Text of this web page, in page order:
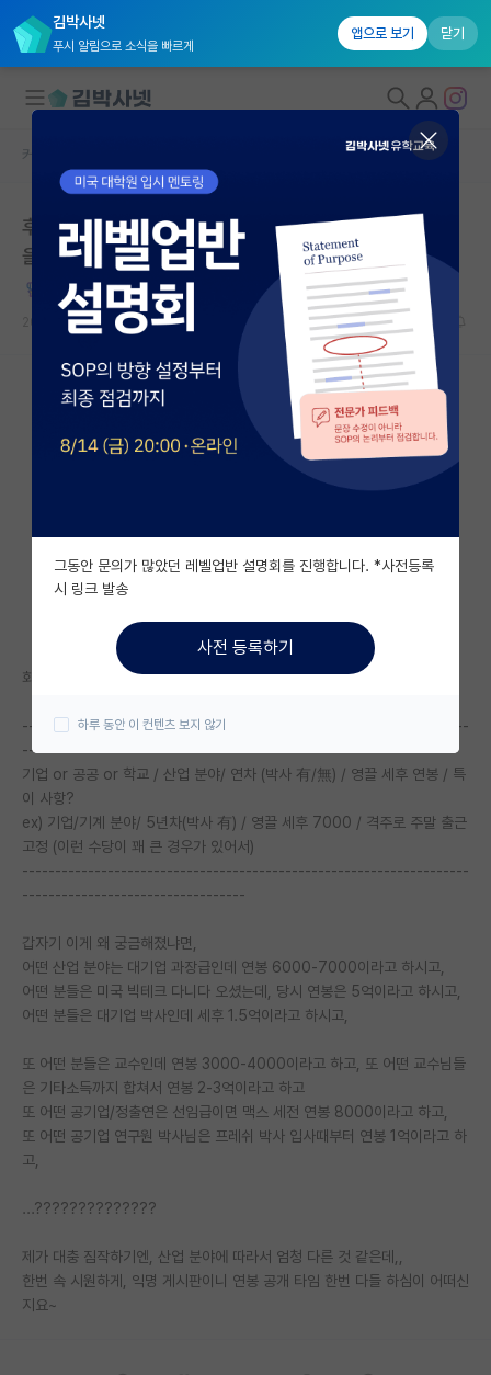
김박사넷
푸시 알림으로 소식을 빠르게
앱으로 보기 닫기
대학원생 모집
국내대학원 정보
연구실&오픈랩
커뮤니티
커뮤니티 홈
전체글보기
베스트 게시판
자유 게시판(아무개랩)
미국 유학 게시판
미국 대학원 합격 후기 게시판
대학원생 모집 게시판
연구실(PI) 홍보 게시판
석박사 채용 정보 게시판
임용 정보 게시판
임용 후기 게시판
PI 전용 게시판
인문사회 계열 게시판
특수/전문대학원 게시판
반도체/AI 게시판
홍보 게시판
커뮤니티 홈
후배들의 진로 선택과 균형된 정보 획득을 위해 익명의 힘
을 빌어 다 같이 연봉 공개 타임 한번 갖는 것 어때요?
방탕한 가브리엘 마르케스
2024.06.14 63 20719
회사/기관명은 좀 그러니, 아래처럼??
--------------------------------------------------------------------
-----------------------------------
기업 or 공공 or 학교 / 산업 분야/ 연차 (박사 有/無) / 영끌 세후 연봉 / 특
이 사항?
ex) 기업/기계 분야/ 5년차(박사 有) / 영끌 세후 7000 / 격주로 주말 출근
고정 (이런 수당이 꽤 큰 경우가 있어서)
--------------------------------------------------------------------
----------------------------------
갑자기 이게 왜 궁금해졌냐면,
어떤 산업 분야는 대기업 과장급인데 연봉 6000-7000이라고 하시고,
어떤 분들은 미국 빅테크 다니다 오셨는데, 당시 연봉은 5억이라고 하시고,
어떤 분들은 대기업 박사인데 세후 1.5억이라고 하시고,
또 어떤 분들은 교수인데 연봉 3000-4000이라고 하고, 또 어떤 교수님들
은 기타소득까지 합쳐서 연봉 2-3억이라고 하고
또 어떤 공기업/정출연은 선임급이면 맥스 세전 연봉 8000이라고 하고,
또 어떤 공기업 연구원 박사님은 프레쉬 박사 입사때부터 연봉 1억이라고 하
고,
...??????????????
제가 대충 짐작하기엔, 산업 분야에 따라서 엄청 다른 것 같은데,,
한번 속 시원하게, 익명 게시판이니 연봉 공개 타임 한번 다들 하심이 어떠신
지요~
그동안 문의가 많았던 레벨업반 설명회를 진행합니다. *사전등록
시 링크 발송
사전 등록하기
하루 동안 이 컨텐츠 보지 않기